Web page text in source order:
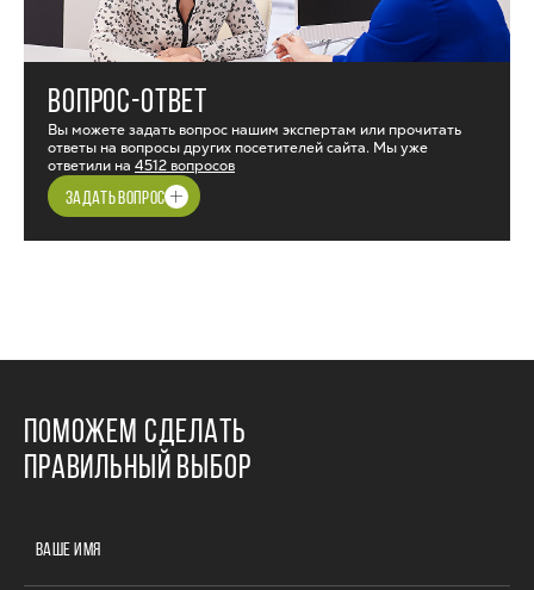
ВОПРОС-ОТВЕТ
Вы можете задать вопрос нашим экспертам или прочитать
ответы на вопросы других посетителей сайта. Мы уже
ответили на 4512 вопросов
ЗАДАТЬ ВОПРОС
ПОМОЖЕМ СДЕЛАТЬ
ПРАВИЛЬНЫЙ ВЫБОР
ВАШЕ ИМЯ